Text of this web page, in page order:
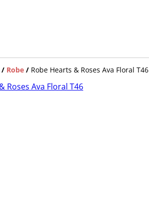
/ Robe / Robe Hearts & Roses Ava Floral T46